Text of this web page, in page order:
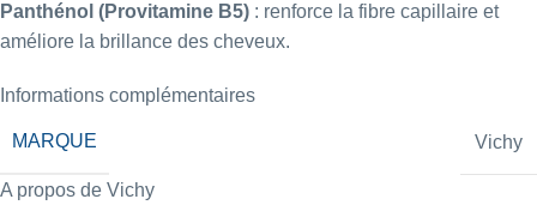
Panthénol (Provitamine B5) : renforce la fibre capillaire et
améliore la brillance des cheveux.​
Informations complémentaires
MARQUE Vichy
A propos de Vichy